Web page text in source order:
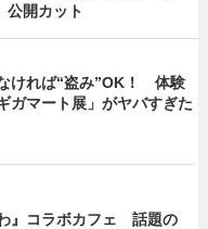
公開カット
ければ“盗み”OK！ 体験
ガマート展」がヤバすぎた
わ』コラボカフェ 話題の